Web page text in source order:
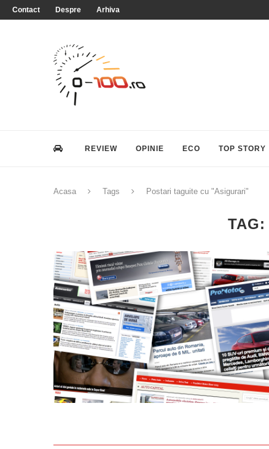
Contact Despre Arhiva
REVIEW OPINIE ECO TOP STORY
Acasa Tags Postari taguite cu "Asigurari"
TAG: